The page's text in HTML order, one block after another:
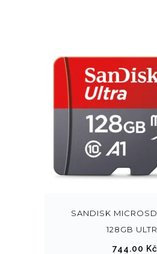
SANDISK
128GB
744.00 Kč